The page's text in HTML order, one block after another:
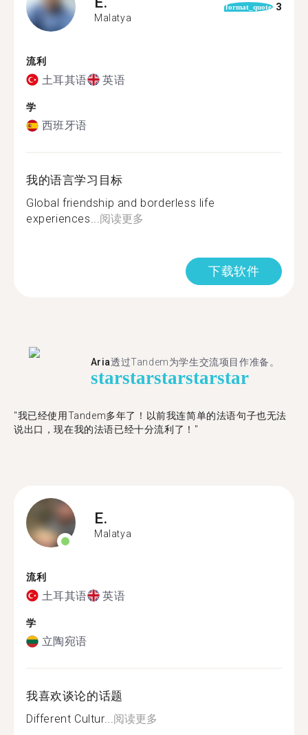
Malatya
format_quote 3
流利
土耳其语 英语
学
西班牙语
我的语言学习目标
Global friendship and borderless life
experiences...阅读更多
下载软件
Aria透过Tandem为学生交流项目作准备。
starstarstarstarstar
"​​我已经使用Tandem多年了！以前我连简单的法语句子也无法
说出口，现在我的法语已经十分流利了！"
E.
Malatya
流利
土耳其语 英语
学
立陶宛语
我喜欢谈论的话题
Different Cultur...阅读更多